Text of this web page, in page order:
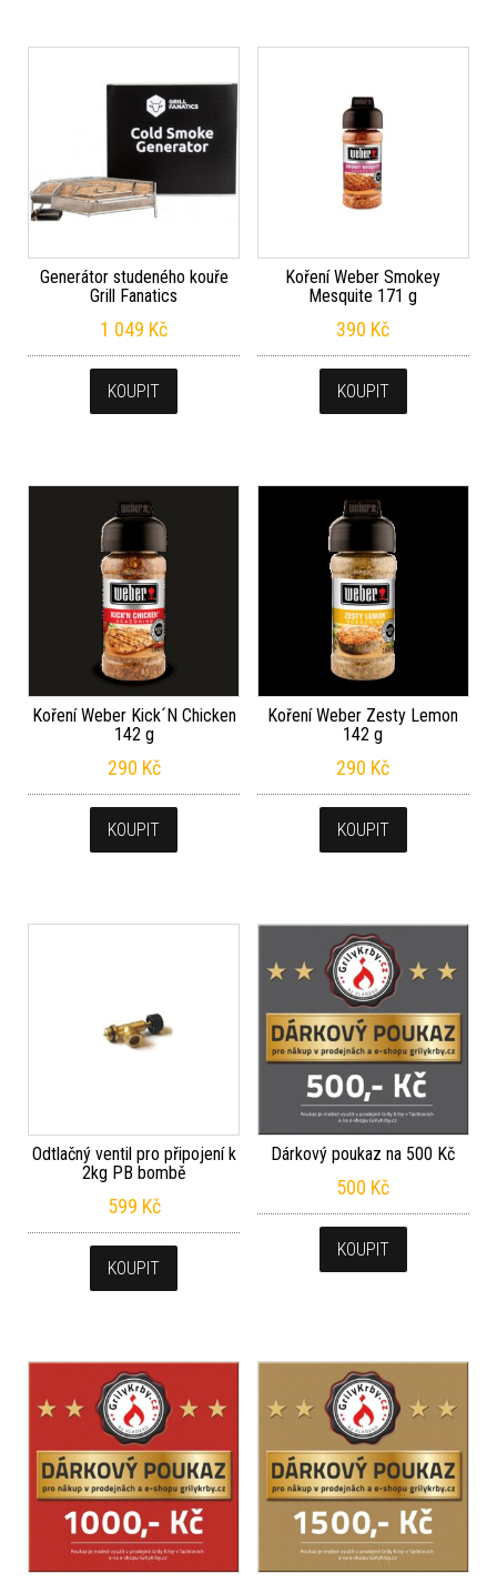
Generátor studeného kouře
Grill Fanatics
1 049 Kč
KOUPIT
Koření Weber Smokey
Mesquite 171 g
390 Kč
KOUPIT
Koření Weber Kick´N Chicken
142 g
290 Kč
KOUPIT
Koření Weber Zesty Lemon
142 g
290 Kč
KOUPIT
Odtlačný ventil pro připojení k
2kg PB bombě
599 Kč
KOUPIT
Dárkový poukaz na 500 Kč
500 Kč
KOUPIT